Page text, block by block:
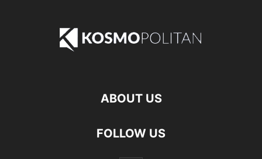
ABOUT US
FOLLOW US